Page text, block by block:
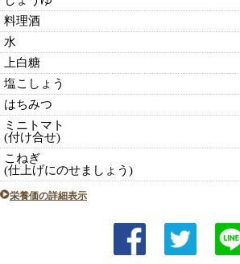
料理酒
水
上白糖
塩こしょう
はちみつ
ミニトマト
(付け合せ)
こねぎ
(仕上げにのせましょう)
栄養価の詳細表示